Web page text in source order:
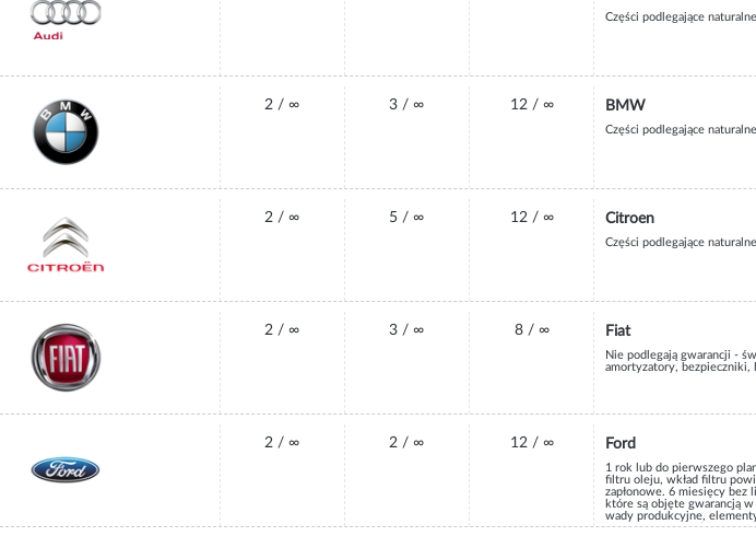
Części podlegające
2 / ∞ 3 / ∞ 12 / ∞ BMW
Części podlegające
2 / ∞ 5 / ∞ 12 / ∞ Citroen
Części podlegające
2 / ∞ 3 / ∞ 8 / ∞ Fiat
Nie podlegają gwarancji -
amortyzatory, bezpieczniki,
2 / ∞ 2 / ∞ 12 / ∞ Ford
1 rok lub do pierwszego
filtru oleju, wkład filtru
zapłonowe. 6 miesięcy
które są objęte gwarancją
wady produkcyjne,
eksploatacyjnych (olejów,